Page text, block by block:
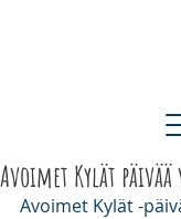
Avoimet Kylät
Avoimet Kylät -